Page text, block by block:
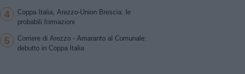
4
Coppa Italia, Arezzo-Union Brescia: le
probabili formazioni
5
Corriere di Arezzo - Amaranto al Comunale:
debutto in Coppa Italia